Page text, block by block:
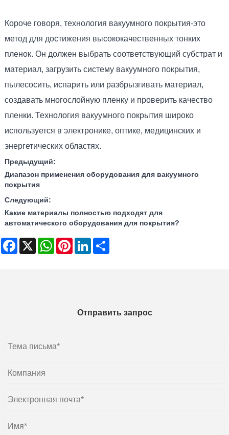
Короче говоря, технология вакуумного покрытия-это
метод для достижения высококачественных тонких
пленок. Он должен выбрать соответствующий субстрат и
материал, загрузить систему вакуумного покрытия,
пылесосить, испарить или разбрызгивать материал,
создавать многослойную пленку и проверить качество
пленки. Технология вакуумного покрытия широко
используется в электронике, оптике, медицинских и
энергетических областях.
Предыдущий:
Диапазон применения оборудования для вакуумного
покрытия
Следующий:
Какие материалы полностью подходят для
автоматического оборудования для покрытия?
Facebook
X WhatsAppPinterestLinkedIn
Отправить запрос